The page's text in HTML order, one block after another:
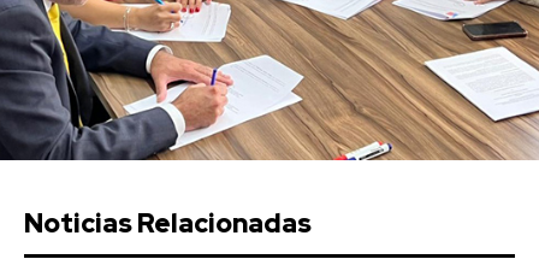
Noticias Relacionadas